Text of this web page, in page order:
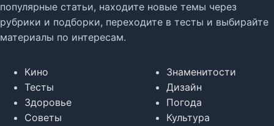
популярные статьи, находите новые темы через
рубрики и подборки, переходите в тесты и выбирайте
материалы по интересам.
Кино
Тесты
Здоровье
Советы
Знаменитости
Дизайн
Погода
Культура